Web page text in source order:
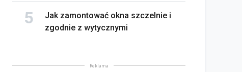
Jak zamontować okna szczelnie i
zgodnie z wytycznymi
Reklama